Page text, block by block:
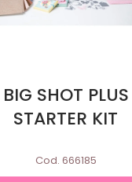
BIG SHOT PLUS
STARTER KIT
Cod. 666185